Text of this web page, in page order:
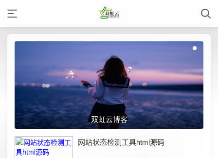
双虹云博客
网站状态检测工具html源码